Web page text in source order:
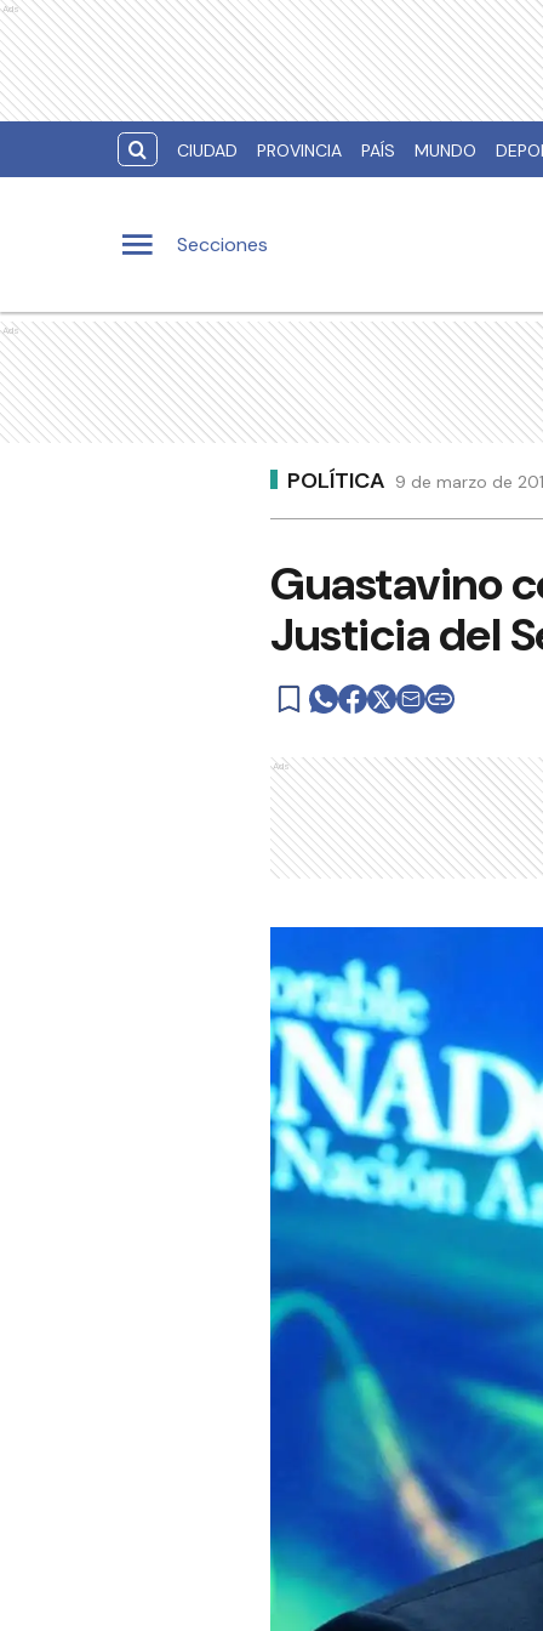
Ads
CIUDAD PROVINCIA PAÍS MUNDO
Secciones
Ads
POLÍTICA 9 de marzo de
Guastavino
Justicia del
Ads